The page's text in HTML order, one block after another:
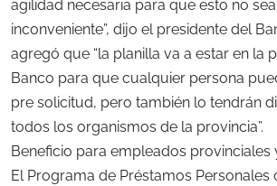
agilidad necesaria para que esto no
inconveniente”, dijo el presidente del
agregó que “la planilla va a estar en la
Banco para que cualquier persona
pre solicitud, pero también lo tendrán
todos los organismos de la provincia”.
Beneficio para empleados provinciales
El Programa de Préstamos Personales